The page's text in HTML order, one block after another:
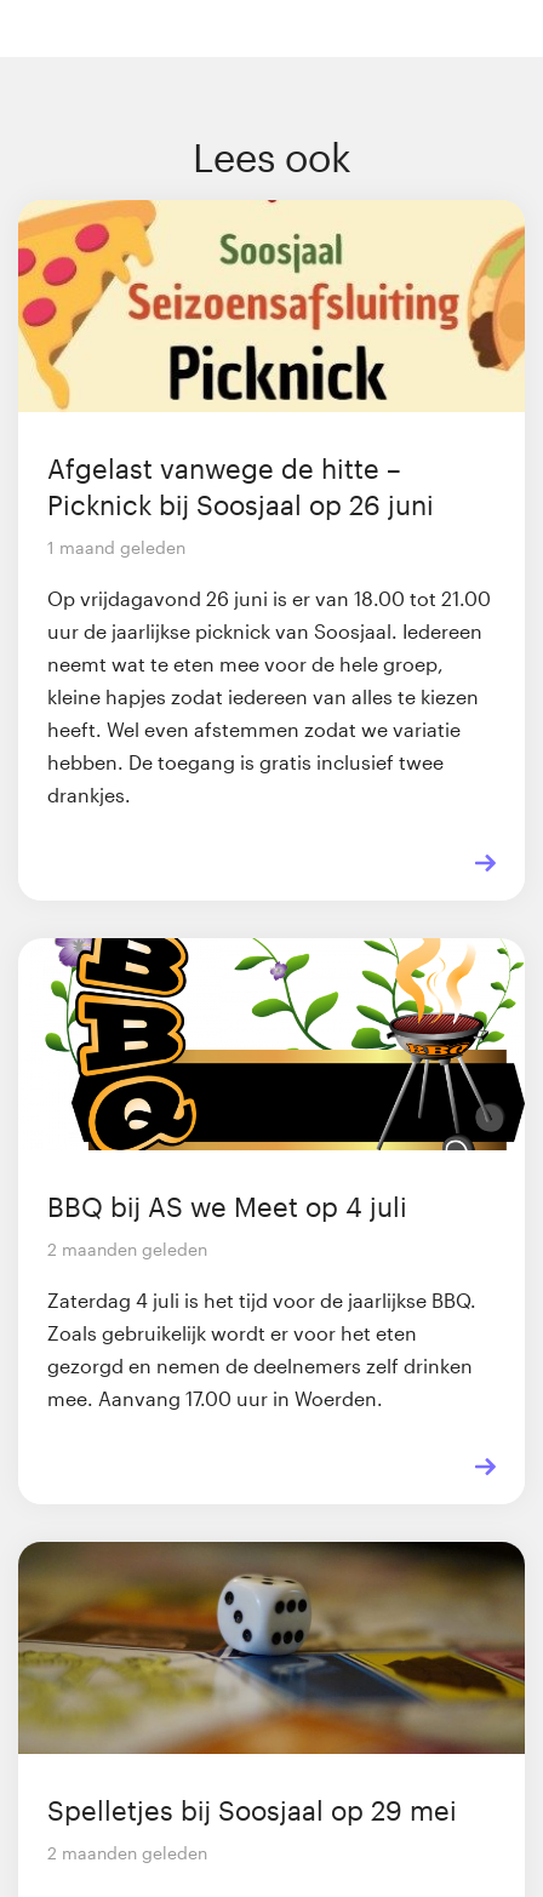
Lees ook
Afgelast vanwege de hitte –
Picknick bij Soosjaal op 26 juni
1 maand geleden
Op vrijdagavond 26 juni is er van 18.00 tot 21.00
uur de jaarlijkse picknick van Soosjaal. Iedereen
neemt wat te eten mee voor de hele groep,
kleine hapjes zodat iedereen van alles te kiezen
heeft. Wel even afstemmen zodat we variatie
hebben. De toegang is gratis inclusief twee
drankjes.
BBQ bij AS we Meet op 4 juli
2 maanden geleden
Zaterdag 4 juli is het tijd voor de jaarlijkse BBQ.
Zoals gebruikelijk wordt er voor het eten
gezorgd en nemen de deelnemers zelf drinken
mee. Aanvang 17.00 uur in Woerden.
Spelletjes bij Soosjaal op 29 mei
2 maanden geleden